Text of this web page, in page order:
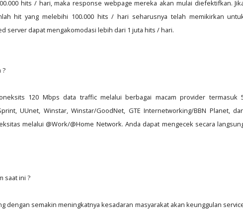
hits / hari, maka response webpage mereka akan mulai diefektifkan.
hit yang melebihi 100.000 hits / hari seharusnya telah memikirkan
server dapat mengakomodasi lebih dari 1 juta hits / hari.
?
120 Mbps data traffic melalui berbagai macam provider termasuk
UUnet, Winstar, Winstar/GoodNet, GTE Internetworking/BBN Planet,
melalui @Work/@Home Network. Anda dapat mengecek secara
saat ini ?
dengan semakin meningkatnya kesadaran masyarakat akan keunggulan